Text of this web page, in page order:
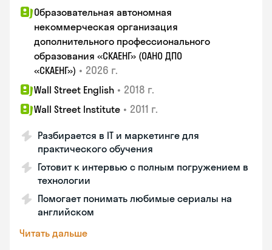
Образовательная автономная
некоммерческая организация
дополнительного профессионального
образования «СКАЕНГ» (ОАНО ДПО
«СКАЕНГ») • 2026 г.
Wall Street English • 2018 г.
Wall Street Institute • 2011 г.
Разбирается в IT и маркетинге для
практического обучения
Готовит к интервью с полным погружением в
технологии
Помогает понимать любимые сериалы на
английском
Читать дальше